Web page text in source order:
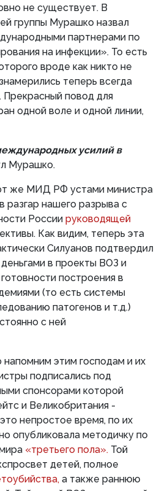
не существует. В
группы Мурашко назвал
партнерами по
на инфекции». То есть
вроде как никто не
теперь всегда
повод для
одной воле и одной линии,
усилий в
Мурашко.
же МИД РФ устами министра
разгар нашего разрыва с
России руководящей
Как видим, теперь эта
Силуанов подтвердил
в проекты ВОЗ и
построения в
(то есть системы
патогенов и т.д.)
с ней
этим господам и их
подписались под
спонсорами которой
и Великобритания -
непростое время, по их
опубликовала методичку по
«третьего пола». Той
детей, полное
а также раннюю